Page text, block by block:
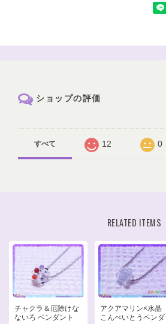
ショップの評価
すべて 12 0
RELATED ITEMS
チャクラ＆厄除けな
ないろ ペンダント
アクアマリン×水晶
こんぺいとうペンダ